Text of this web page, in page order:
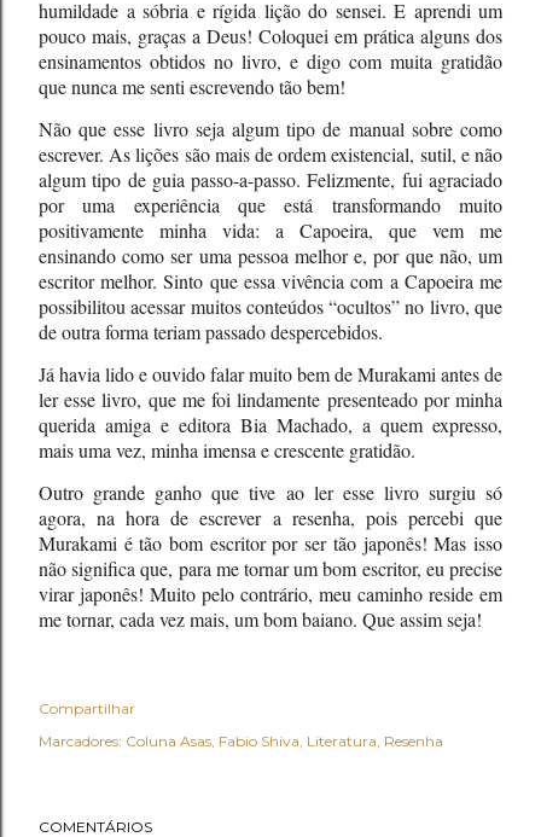
humildade a sóbria e rígida lição do sensei. E aprendi um
pouco mais, graças a Deus! Coloquei em prática alguns dos
ensinamentos obtidos no livro, e digo com muita gratidão
que nunca me senti escrevendo tão bem!
Não que esse livro seja algum tipo de manual sobre como
escrever. As lições são mais de ordem existencial, sutil, e não
algum tipo de guia passo-a-passo. Felizmente, fui agraciado
por uma experiência que está transformando muito
positivamente minha vida: a Capoeira, que vem me
ensinando como ser uma pessoa melhor e, por que não, um
escritor melhor. Sinto que essa vivência com a Capoeira me
possibilitou acessar muitos conteúdos “ocultos” no livro, que
de outra forma teriam passado despercebidos.
Já havia lido e ouvido falar muito bem de Murakami antes de
ler esse livro, que me foi lindamente presenteado por minha
querida amiga e editora Bia Machado, a quem expresso,
mais uma vez, minha imensa e crescente gratidão.
Outro grande ganho que tive ao ler esse livro surgiu só
agora, na hora de escrever a resenha, pois percebi que
Murakami é tão bom escritor por ser tão japonês! Mas isso
não significa que, para me tornar um bom escritor, eu precise
virar japonês! Muito pelo contrário, meu caminho reside em
me tornar, cada vez mais, um bom baiano. Que assim seja!
Compartilhar
Marcadores: Coluna Asas Fabio Shiva Literatura Resenha
COMENTÁRIOS